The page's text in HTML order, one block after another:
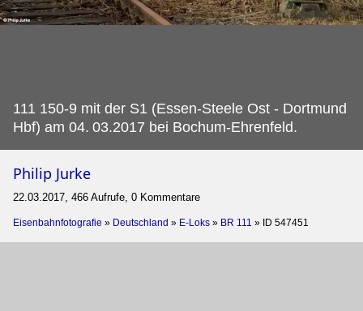
111 150-9 mit der S1 (Essen-Steele Ost - Dortmund
Hbf) am 04. 03.2017 bei Bochum-Ehrenfeld.
Philip Jurke
22.03.2017, 466 Aufrufe, 0 Kommentare
Eisenbahnfotografie » Deutschland » E-Loks » BR 111 » ID 547451